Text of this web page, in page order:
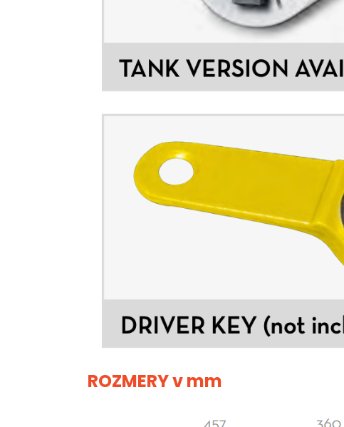
ROZMERY v mm